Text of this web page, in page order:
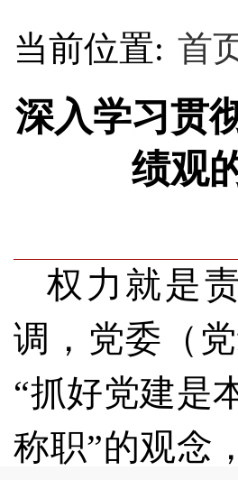
当前位置: 首
深入学习贯
绩观
权力就是
调，党委（
“抓好党建是
称职”的观念